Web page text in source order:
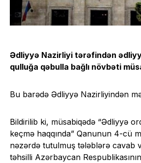
Ədliyyə Nazirliyi tərəfindən
qulluğa qəbulla bağlı növbəti
Bu barədə Ədliyyə Nazirliyindən
Bildirilib ki, müsabiqədə “Ədliyyə
keçmə haqqında” Qanunun 4-cü
nəzərdə tutulmuş tələblərə cavab
təhsilli Azərbaycan